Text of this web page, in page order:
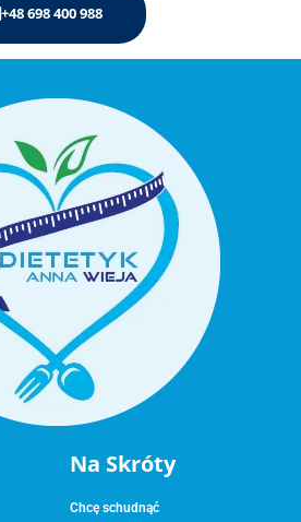
+48 698 400 988
Na Skróty
Chcę schudnąć